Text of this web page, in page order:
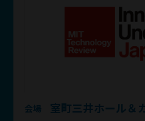
会場 室町三井ホール＆